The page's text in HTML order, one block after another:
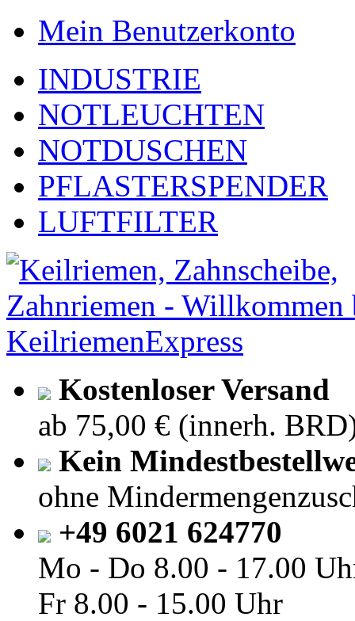
Mein Benutzerkonto
INDUSTRIE
NOTLEUCHTEN
NOTDUSCHEN
PFLASTERSPENDER
LUFTFILTER
Kostenloser Versand
ab 75,00 € (innerh.
Kein
ohne
+49 6021 624770
Mo - Do 8.00 - 17.00
Fr 8.00 - 15.00 Uhr